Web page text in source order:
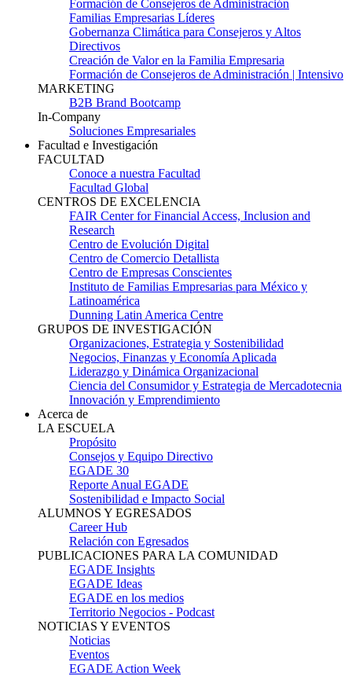
Formación de Consejeros de Administración
Familias Empresarias Líderes
Gobernanza Climática para Consejeros y Altos
Directivos
Creación de Valor en la Familia Empresaria
Formación de Consejeros de Administración | Intensivo
MARKETING
B2B Brand Bootcamp
In-Company
Soluciones Empresariales
Facultad e Investigación
FACULTAD
Conoce a nuestra Facultad
Facultad Global
CENTROS DE EXCELENCIA
FAIR Center for Financial Access, Inclusion and
Research
Centro de Evolución Digital
Centro de Comercio Detallista
Centro de Empresas Conscientes
Instituto de Familias Empresarias para México y
Latinoamérica
Dunning Latin America Centre
GRUPOS DE INVESTIGACIÓN
Organizaciones, Estrategia y Sostenibilidad
Negocios, Finanzas y Economía Aplicada
Liderazgo y Dinámica Organizacional
Ciencia del Consumidor y Estrategia de Mercadotecnia
Innovación y Emprendimiento
Acerca de
LA ESCUELA
Propósito
Consejos y Equipo Directivo
EGADE 30
Reporte Anual EGADE
Sostenibilidad e Impacto Social
ALUMNOS Y EGRESADOS
Career Hub
Relación con Egresados
PUBLICACIONES PARA LA COMUNIDAD
EGADE Insights
EGADE Ideas
EGADE en los medios
Territorio Negocios - Podcast
NOTICIAS Y EVENTOS
Noticias
Eventos
EGADE Action Week